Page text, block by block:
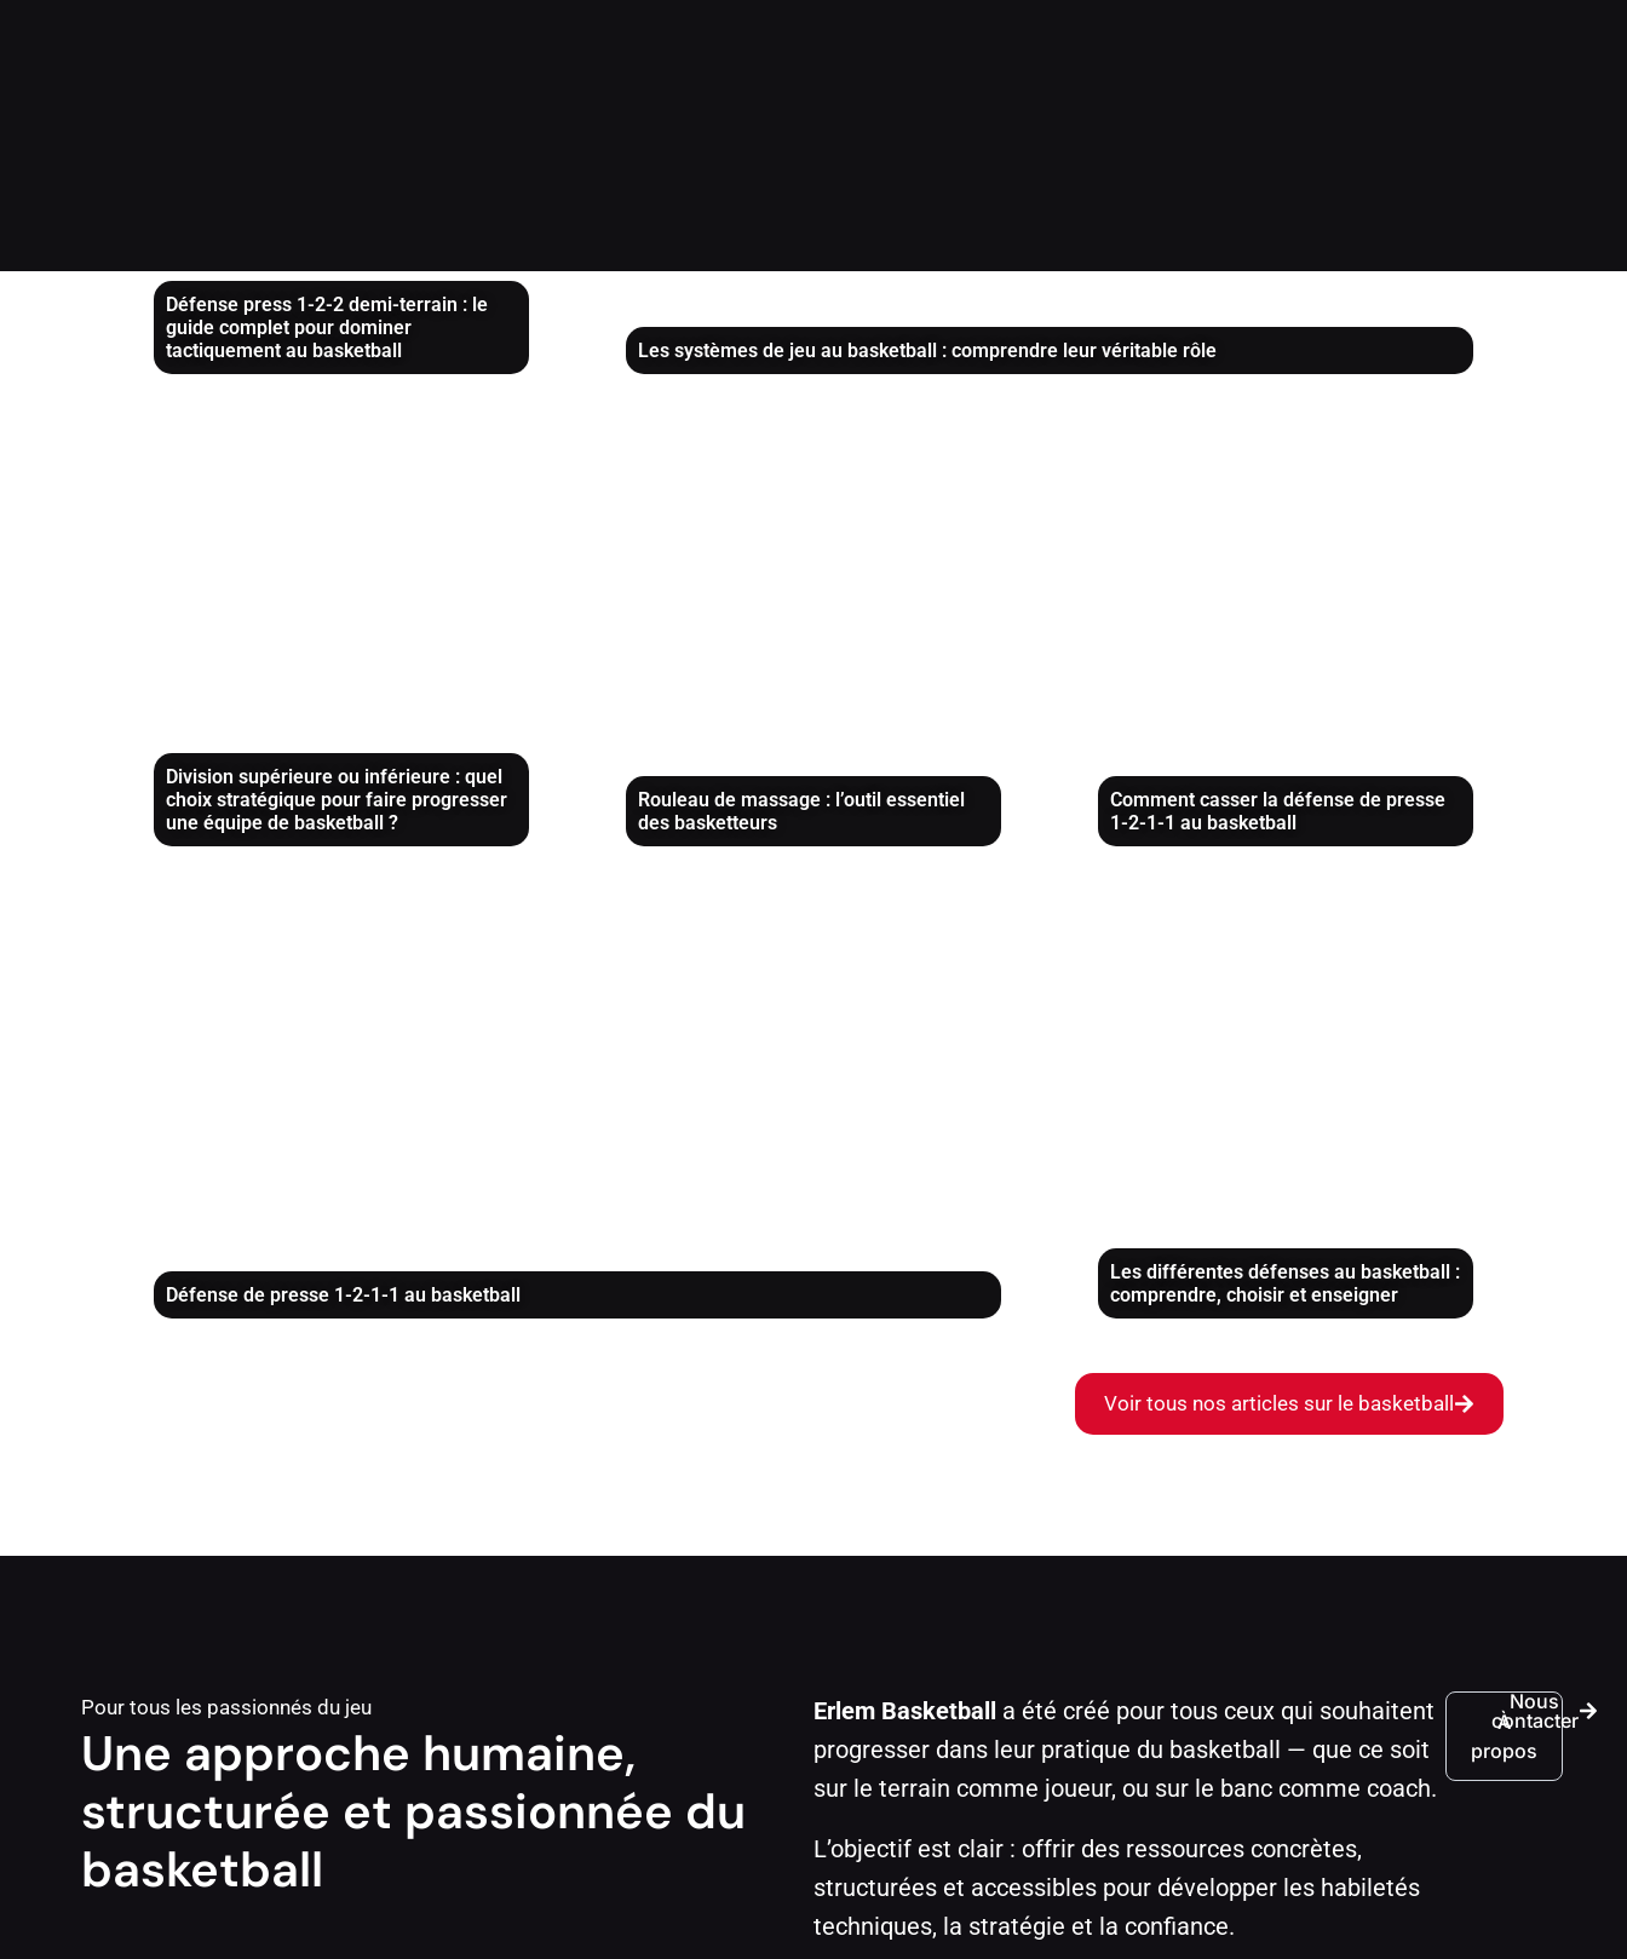
Défense press 1-2-2 demi-terrain : le
guide complet pour dominer
tactiquement au basketball
Les systèmes de jeu au basketball : comprendre leur véritable rôle
Division supérieure ou inférieure : quel
choix stratégique pour faire progresser
une équipe de basketball ?
Rouleau de massage : l’outil essentiel
des basketteurs
Comment casser la défense de presse
1-2-1-1 au basketball
Défense de presse 1-2-1-1 au basketball
Les différentes défenses au basketball :
comprendre, choisir et enseigner
Voir tous nos articles sur le basketball
Pour tous les passionnés du jeu
Une approche humaine,
structurée et passionnée du
basketball
Erlem Basketball a été créé pour tous ceux qui souhaitent
progresser dans leur pratique du basketball — que ce soit
sur le terrain comme joueur, ou sur le banc comme coach.
L’objectif est clair : offrir des ressources concrètes,
structurées et accessibles pour développer les habiletés
techniques, la stratégie et la confiance.
À
propos
Nous
contacter